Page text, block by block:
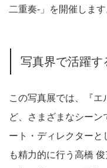
二重奏-」を開催します
写真界で活躍す
この写真展では、『
ど、さまざまなシーン
ート・ディレクターと
も精力的に行う高橋